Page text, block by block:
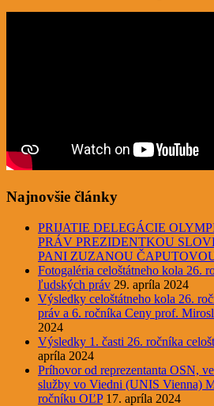
Najnovšie články
PRIJATIE DELEGÁCIE
PRÁV PREZIDENTKOU
PANI ZUZANOU
Fotogaléria celoštátneho kola 26.
ľudských práv 29. apríla 2024
Výsledky celoštátneho kola 26.
práv a 6. ročníka Ceny prof.
2024
Výsledky 1. časti 26. ročníka
apríla 2024
Príhovor od reprezentanta OSN,
služby vo Viedni (UNIS Vienna)
ročníku OĽP 17. apríla 2024